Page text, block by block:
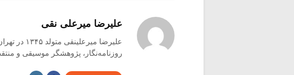
علیرضا میرعلی نقی
علیرضا میرعلینقی متولد ۱۳۴۵ در تهران
روزنامه‌نگار، پژوهشگر موسیقی و